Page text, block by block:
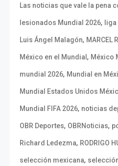
Las noticias que vale la pena
lesionados Mundial 2026,
Luis Ángel Malagón, MARCEL
México en el Mundial , México
mundial 2026, Mundial en
Mundial Estados Unidos
Mundial FIFA 2026, noticias
OBR Deportes, OBRNoticias,
Richard Ledezma, RODRIGO
selección mexicana,